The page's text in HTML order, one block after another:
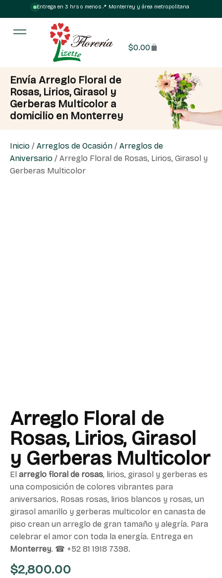
Entrega en 3 hrs o menos·📍 Monterrey y área metropolitana
$0.00
Envía Arreglo Floral de
Rosas, Lirios, Girasol y
Gerberas Multicolor a
domicilio en Monterrey
Inicio / Arreglos de Ocasión / Arreglos de
Aniversario / Arreglo Floral de Rosas, Lirios, Girasol y
Gerberas Multicolor
Arreglo Floral de
Rosas, Lirios, Girasol
y Gerberas Multicolor
El arreglo floral de rosas, lirios, girasol y gerberas es
una composición de colores vibrantes para
aniversarios. Rosas rosas, lirios blancos y rosas, un
girasol amarillo y gerberas multicolor en canasta de
piso crean un arreglo de gran tamaño y alegría. Para
celebrar el amor con toda la energía. Entrega en
Monterrey. ☎ +52 81 1918 7398.
$2,800.00